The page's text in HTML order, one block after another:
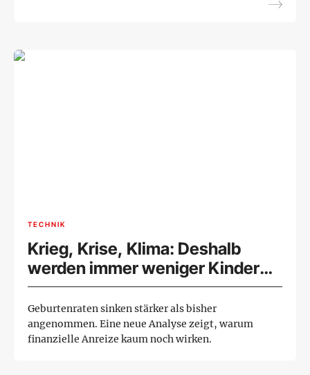
TECHNIK
Krieg, Krise, Klima: Deshalb
werden immer weniger Kinder
geboren
Geburtenraten sinken stärker als bisher
angenommen. Eine neue Analyse zeigt, warum
finanzielle Anreize kaum noch wirken.